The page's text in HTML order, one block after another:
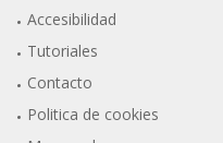
Accesibilidad
Tutoriales
Contacto
Politica de cookies